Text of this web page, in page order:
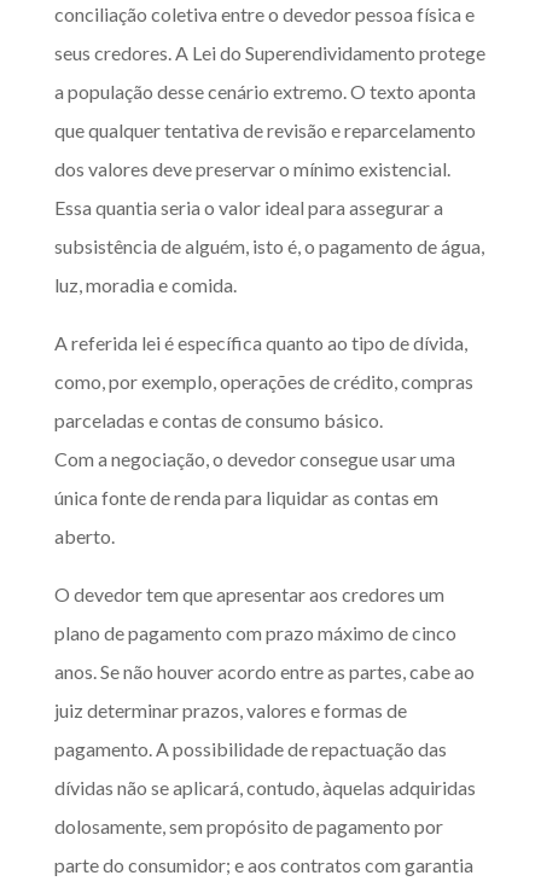
conciliação coletiva entre o devedor pessoa física e
seus credores. A Lei do Superendividamento protege
a população desse cenário extremo. O texto aponta
que qualquer tentativa de revisão e reparcelamento
dos valores deve preservar o mínimo existencial.
Essa quantia seria o valor ideal para assegurar a
subsistência de alguém, isto é, o pagamento de água,
luz, moradia e comida.
A referida lei é específica quanto ao tipo de dívida,
como, por exemplo, operações de crédito, compras
parceladas e contas de consumo básico.
Com a negociação, o devedor consegue usar uma
única fonte de renda para liquidar as contas em
aberto.
O devedor tem que apresentar aos credores um
plano de pagamento com prazo máximo de cinco
anos. Se não houver acordo entre as partes, cabe ao
juiz determinar prazos, valores e formas de
pagamento. A possibilidade de repactuação das
dívidas não se aplicará, contudo, àquelas adquiridas
dolosamente, sem propósito de pagamento por
parte do consumidor; e aos contratos com garantia